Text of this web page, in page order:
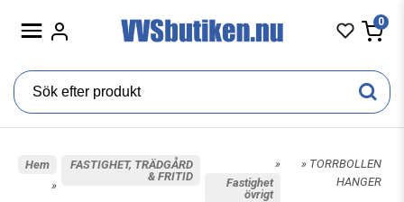
0
Hem
»
FASTIGHET, TRÄDGÅRD
& FRITID
»
Fastighet
övrigt
» TORRBOLLEN
HANGER